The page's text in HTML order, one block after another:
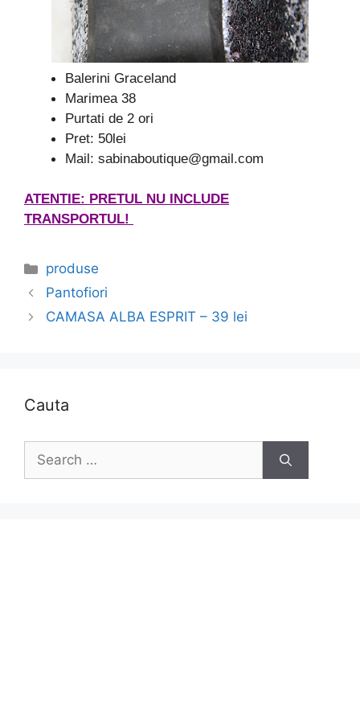
Balerini Graceland
Marimea 38
Purtati de 2 ori
Pret: 50lei
Mail: sabinaboutique@gmail.com
ATENTIE: PRETUL NU INCLUDE
TRANSPORTUL!
Categories
produse
Pantofiori
CAMASA ALBA ESPRIT – 39 lei
Cauta
Search
for: